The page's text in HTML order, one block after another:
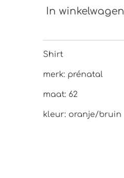
In winkelwagen
Shirt
merk: prénatal
maat: 62
kleur: oranje/bruin